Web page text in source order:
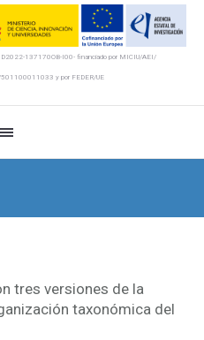
137170OB-I00- financiado por MICIU/AEI/
y por FEDER/UE
tres versiones de la
taxonómica del